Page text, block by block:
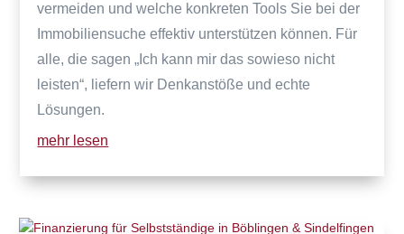
vermeiden und welche konkreten Tools Sie bei der
Immobiliensuche effektiv unterstützen können. Für
alle, die sagen „Ich kann mir das sowieso nicht
leisten“, liefern wir Denkanstöße und echte
Lösungen.
mehr lesen